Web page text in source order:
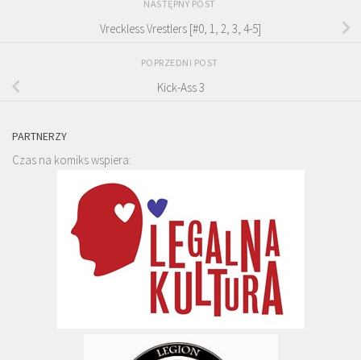
NASTĘPNY POST
Vreckless Vrestlers [#0, 1, 2, 3, 4-5]
POPRZEDNI POST
Kick-Ass 3
PARTNERZY
Czas na komiks wspiera: